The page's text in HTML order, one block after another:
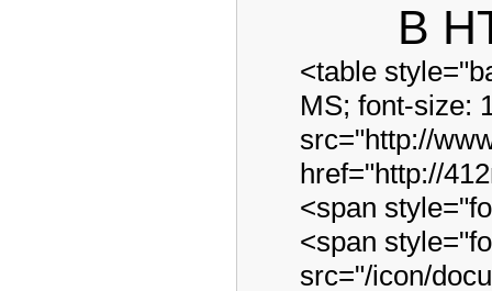
В
<table
MS; font-size:
src="http://
href="http://
<span
<span
src="/icon/